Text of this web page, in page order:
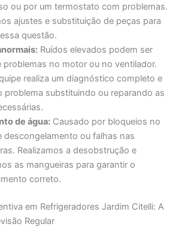
ou por um termostato com problemas.
ajustes e substituição de peças para
questão.
Ruídos elevados podem ser
problemas no motor ou no ventilador.
realiza um diagnóstico completo e
problema substituindo ou reparando as
de água: Causado por bloqueios no
descongelamento ou falhas nas
Realizamos a desobstrução e
as mangueiras para garantir o
correto.
em Refrigeradores Jardim Citelli: A
Regular